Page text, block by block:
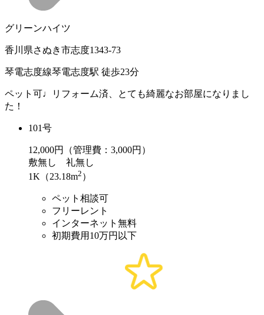
グリーンハイツ
香川県さぬき市志度1343-73
琴電志度線琴電志度駅 徒歩23分
ペット可♩リフォーム済、とても綺麗なお部屋になりまし
た！
101号
12,000円（管理費：3,000円）
敷無し 礼無し
1K（23.18m2 ）
ペット相談可
フリーレント
インターネット無料
初期費用10万円以下